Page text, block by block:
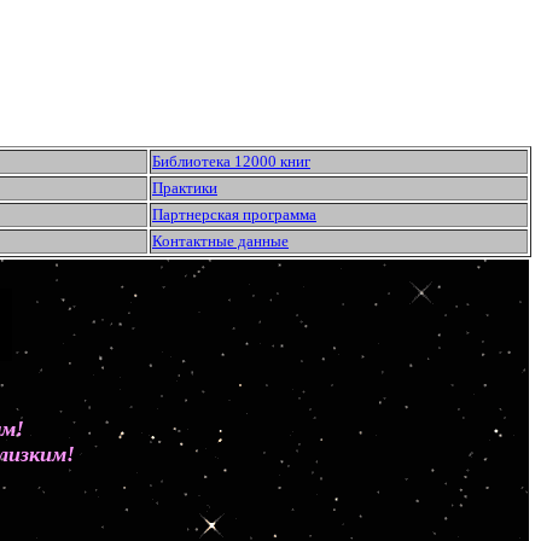
Библиотека 12000 книг
Практики
Партнерская программа
Контактные данные